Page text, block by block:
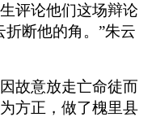
评论他们这场辩论
断他的角。”朱云
故意放走亡命徒而
方正，做了槐里县